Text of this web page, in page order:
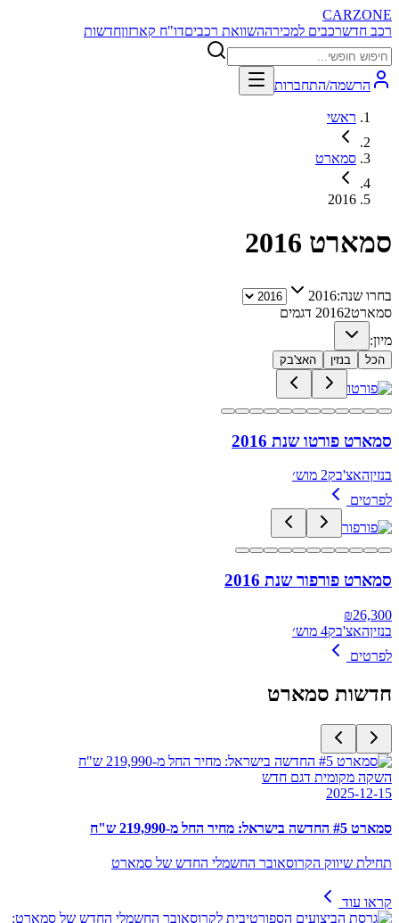
CARZONE
רכב חדשרכבים למכירההשוואת רכביםדו"ח קארזוןחדשות
הרשמה/התחברות
ראשי
סמארט
2016
סמארט 2016
בחרו שנה:2016
סמארט 20162
דגמים
מיון:
הכל בנזין האצ'בק
סמארט פורטו שנת 2016
בנזיןהאצ'בק2 מוש׳
לפרטים
סמארט פורפור שנת 2016
₪26,300
בנזיןהאצ'בק4 מוש׳
לפרטים
חדשות סמארט
השקה מקומית דגם חדש
2025-12-15
סמארט #5 החדשה בישראל: מחיר החל מ-219,990 ש"ח
תחילת שיווק הקרוסאובר החשמלי החדש של סמארט
קראו עוד